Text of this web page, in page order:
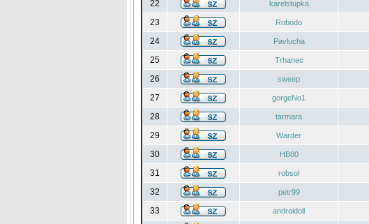
22
karelstupka
23
Robodo
24
Pavlucha
25
Trhanec
26
sweep
27
gorgeNo1
28
tarmara
29
Warder
30
HB80
31
robsol
32
petr99
33
androidoll